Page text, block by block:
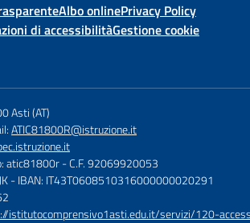
Albo onlinePrivacy Policy
di accessibilitàGestione cookie
Asti (AT)
ATIC81800R@istruzione.it
atic81800r- C.F. 92069920053
- IBAN: IT43T0608510316000000020291
istitutocomprensivo1asti.edu.it/servizi/120-